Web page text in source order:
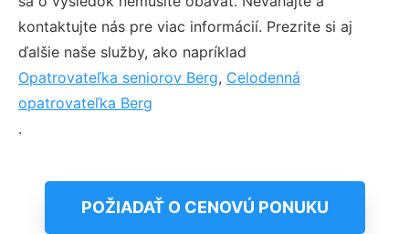
kontaktujte nás pre viac informácií. Prezrite si aj
ďalšie naše služby, ako napríklad
Opatrovateľka seniorov Berg, Celodenná
opatrovateľka Berg
.
POŽIADAŤ O CENOVÚ PONUKU